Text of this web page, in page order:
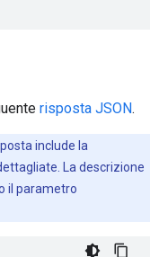
risposta JSON.
include la
La descrizione
il parametro